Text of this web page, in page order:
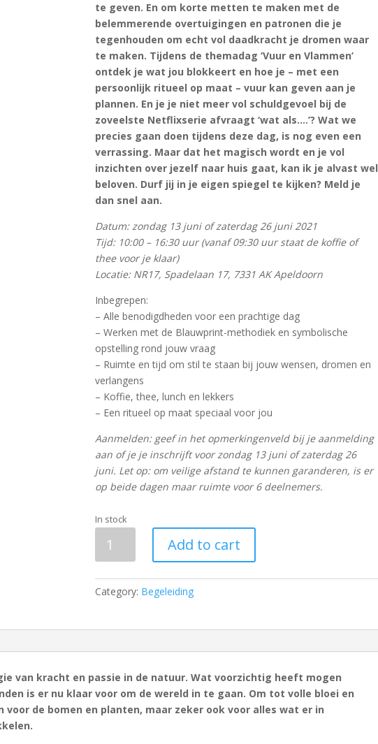
te geven. En om korte metten te maken met de
belemmerende overtuigingen en patronen die je
tegenhouden om echt vol daadkracht je dromen waar
te maken. Tijdens de themadag ‘Vuur en Vlammen’
ontdek je wat jou blokkeert en hoe je – met een
persoonlijk ritueel op maat – vuur kan geven aan je
plannen. En je je niet meer vol schuldgevoel bij de
zoveelste Netflixserie afvraagt ‘wat als….’? Wat we
precies gaan doen tijdens deze dag, is nog even een
verrassing. Maar dat het magisch wordt en je vol
inzichten over jezelf naar huis gaat, kan ik je alvast wel
beloven. Durf jij in je eigen spiegel te kijken? Meld je
dan snel aan.
Datum: zondag 13 juni of zaterdag 26 juni 2021
Tijd: 10:00 – 16:30 uur (vanaf 09:30 uur staat de koffie of
thee voor je klaar)
Locatie: NR17, Spadelaan 17, 7331 AK Apeldoorn
Inbegrepen:
– Alle benodigdheden voor een prachtige dag
– Werken met de Blauwprint-methodiek en symbolische
opstelling rond jouw vraag
– Ruimte en tijd om stil te staan bij jouw wensen, dromen en
verlangens
– Koffie, thee, lunch en lekkers
– Een ritueel op maat speciaal voor jou
Aanmelden: geef in het opmerkingenveld bij je aanmelding
aan of je je inschrijft voor zondag 13 juni of zaterdag 26
juni. Let op: om veilige afstand te kunnen garanderen, is er
op beide dagen maar ruimte voor 6 deelnemers.
In stock
Vuur
Vlammen
quantity
Add to cart
Category: Begeleiding
van kracht en passie in de natuur. Wat voorzichtig heeft mogen
is er nu klaar voor om de wereld in te gaan. Om tot volle bloei en
de bomen en planten, maar zeker ook voor alles wat er in